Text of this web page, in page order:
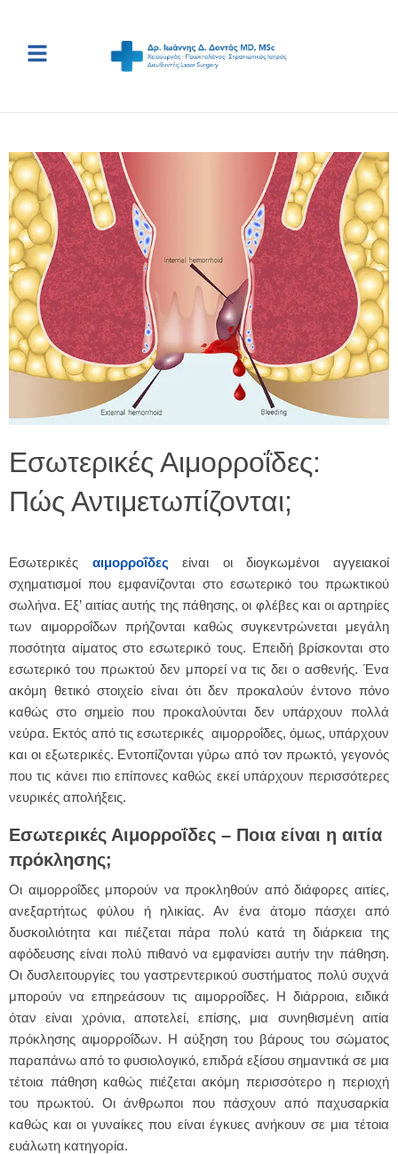
Εσωτερικές Αιμορροΐδες:
Πώς Αντιμετωπίζονται;
Εσωτερικές αιμορροΐδες είναι οι διογκωμένοι αγγειακοί
σχηματισμοί που εμφανίζονται στο εσωτερικό του πρωκτικού
σωλήνα. Εξ’ αιτίας αυτής της πάθησης, οι φλέβες και οι αρτηρίες
των αιμορροΐδων πρήζονται καθώς συγκεντρώνεται μεγάλη
ποσότητα αίματος στο εσωτερικό τους. Επειδή βρίσκονται στο
εσωτερικό του πρωκτού δεν μπορεί να τις δει ο ασθενής. Ένα
ακόμη θετικό στοιχείο είναι ότι δεν προκαλούν έντονο πόνο
καθώς στο σημείο που προκαλούνται δεν υπάρχουν πολλά
νεύρα. Εκτός από τις εσωτερικές αιμορροΐδες, όμως, υπάρχουν
και οι εξωτερικές. Εντοπίζονται γύρω από τον πρωκτό, γεγονός
που τις κάνει πιο επίπονες καθώς εκεί υπάρχουν περισσότερες
νευρικές απολήξεις.
Εσωτερικές Αιμορροΐδες – Ποια είναι η αιτία
πρόκλησης;
Οι αιμορροΐδες μπορούν να προκληθούν από διάφορες αιτίες,
ανεξαρτήτως φύλου ή ηλικίας. Αν ένα άτομο πάσχει από
δυσκοιλιότητα και πιέζεται πάρα πολύ κατά τη διάρκεια της
αφόδευσης είναι πολύ πιθανό να εμφανίσει αυτήν την πάθηση.
Οι δυσλειτουργίες του γαστρεντερικού συστήματος πολύ συχνά
μπορούν να επηρεάσουν τις αιμορροΐδες. Η διάρροια, ειδικά
όταν είναι χρόνια, αποτελεί, επίσης, μια συνηθισμένη αιτία
πρόκλησης αιμορροΐδων. Η αύξηση του βάρους του σώματος
παραπάνω από το φυσιολογικό, επιδρά εξίσου σημαντικά σε μια
τέτοια πάθηση καθώς πιέζεται ακόμη περισσότερο η περιοχή
του πρωκτού. Οι άνθρωποι που πάσχουν από παχυσαρκία
καθώς και οι γυναίκες που είναι έγκυες ανήκουν σε μια τέτοια
ευάλωτη κατηγορία.